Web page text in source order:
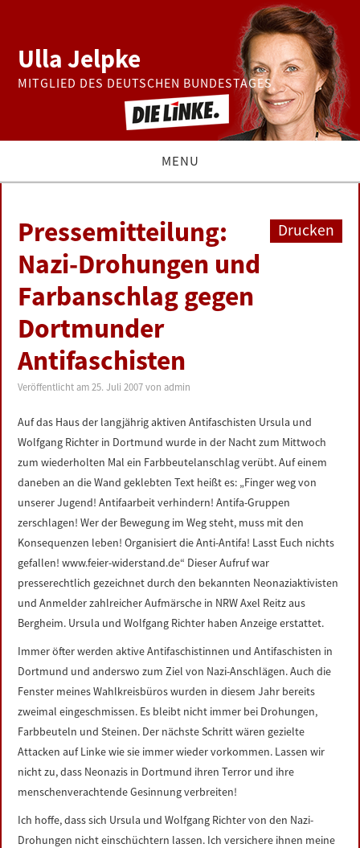
Ulla Jelpke
MITGLIED DES DEUTSCHEN BUNDESTAGES
MENU
BUNDESTAG
PRESSE
ZUR PERSON
LINKS
DATENSCHUTZERKLÄRUNG
IMPRESSUM
Drucken
Pressemitteilung:
Nazi-Drohungen und
Farbanschlag gegen
Dortmunder
Antifaschisten
Veröffentlicht am25. Juli 2007 vonadmin
Auf das Haus der langjährig aktiven Antifaschisten Ursula und
Wolfgang Richter in Dortmund wurde in der Nacht zum Mittwoch
zum wiederholten Mal ein Farbbeutelanschlag verübt. Auf einem
daneben an die Wand geklebten Text heißt es: „Finger weg von
unserer Jugend! Antifaarbeit verhindern! Antifa-Gruppen
zerschlagen! Wer der Bewegung im Weg steht, muss mit den
Konsequenzen leben! Organisiert die Anti-Antifa! Lasst Euch nichts
gefallen! www.feier-widerstand.de“ Dieser Aufruf war
presserechtlich gezeichnet durch den bekannten Neonaziaktivisten
und Anmelder zahlreicher Aufmärsche in NRW Axel Reitz aus
Bergheim. Ursula und Wolfgang Richter haben Anzeige erstattet.
Immer öfter werden aktive Antifaschistinnen und Antifaschisten in
Dortmund und anderswo zum Ziel von Nazi-Anschlägen. Auch die
Fenster meines Wahlkreisbüros wurden in diesem Jahr bereits
zweimal eingeschmissen. Es bleibt nicht immer bei Drohungen,
Farbbeuteln und Steinen. Der nächste Schritt wären gezielte
Attacken auf Linke wie sie immer wieder vorkommen. Lassen wir
nicht zu, dass Neonazis in Dortmund ihren Terror und ihre
menschenverachtende Gesinnung verbreiten!
Ich hoffe, dass sich Ursula und Wolfgang Richter von den Nazi-
Drohungen nicht einschüchtern lassen. Ich versichere ihnen meine